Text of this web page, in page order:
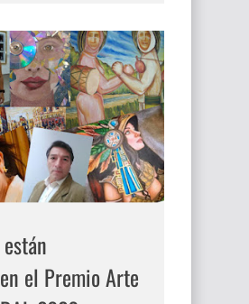
el Premio Arte